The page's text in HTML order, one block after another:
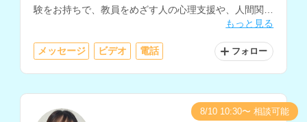
験をお持ちで、教員をめざす人の心理支援や、人間関
係、仕事と家庭の両立などの相談にも対応されていま
もっと見る
メッセージ ビデオ 電話 フォロー
8/10 10:30〜 相談可能